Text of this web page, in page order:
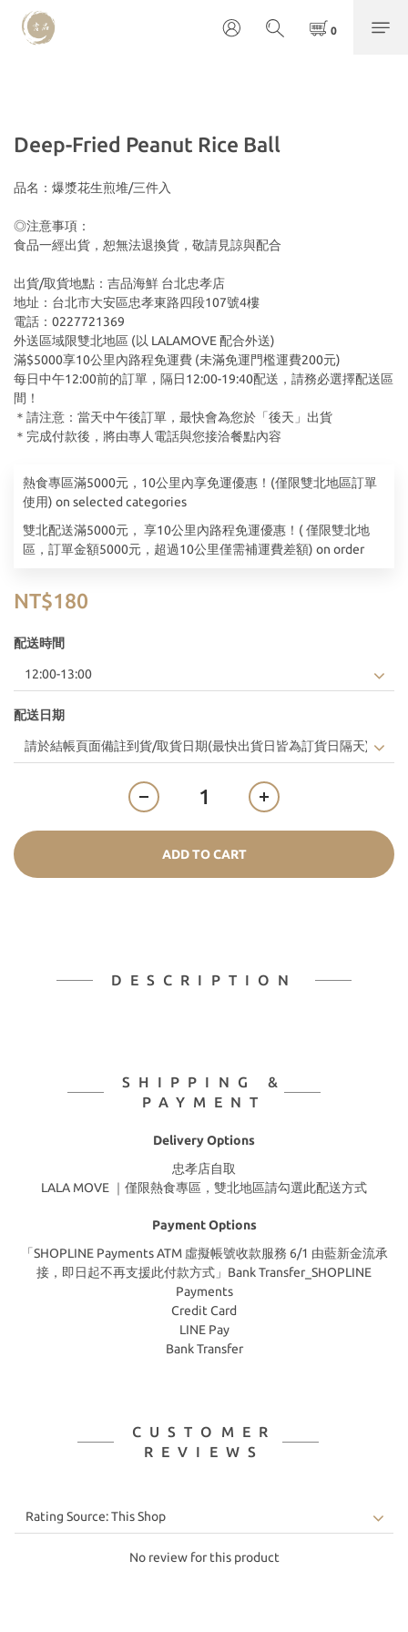
Deep-Fried Peanut Rice Ball
品名：爆漿花生煎堆/三件入
◎注意事項：
食品一經出貨，恕無法退換貨，敬請見諒與配合
出貨/取貨地點：吉品海鮮 台北忠孝店
地址：台北市大安區忠孝東路四段107號4樓
電話：0227721369
外送區域限雙北地區 (以 LALAMOVE 配合外送)
滿$5000享10公里內路程免運費 (未滿免運門檻運費200元)
每日中午12:00前的訂單，隔日12:00-19:40配送，請務必選擇配送區
間！
＊請注意：當天中午後訂單，最快會為您於「後天」出貨
＊完成付款後，將由專人電話與您接洽餐點內容
熱食專區滿5000元，10公里內享免運優惠！(僅限雙北地區訂單
使用) on selected categories
雙北配送滿5000元， 享10公里內路程免運優惠！( 僅限雙北地
區，訂單金額5000元，超過10公里僅需補運費差額) on order
NT$180
配送時間
配送日期
ADD TO CART
DESCRIPTION
SHIPPING &
PAYMENT
Delivery Options
忠孝店自取
LALA MOVE ｜僅限熱食專區，雙北地區請勾選此配送方式
Payment Options
「SHOPLINE Payments ATM 虛擬帳號收款服務 6/1 由藍新金流承
接，即日起不再支援此付款方式」Bank Transfer_SHOPLINE
Payments
Credit Card
LINE Pay
Bank Transfer
CUSTOMER
REVIEWS
No review for this product